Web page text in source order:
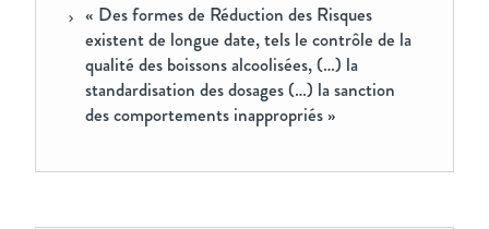
« Des formes de Réduction des Risques
existent de longue date, tels le contrôle de la
qualité des boissons alcoolisées, (…) la
standardisation des dosages (…) la sanction
des comportements inappropriés »